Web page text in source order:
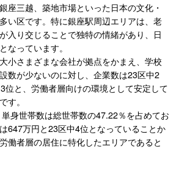
座三越、築地市場といった日本の文化・
い区です。特に銀座駅周辺エリアは、老
入り交じることで独特の情緒があり、日
なっています。
小さまざまな会社が拠点をかまえ、学校
数が少ないのに対し、企業数は23区中2
位と、労働者層向けの環境として安定して
す。
身世帯数は総世帯数の47.22％を占めてお
647万円と23区中4位となっていることか
働者層の居住に特化したエリアであると